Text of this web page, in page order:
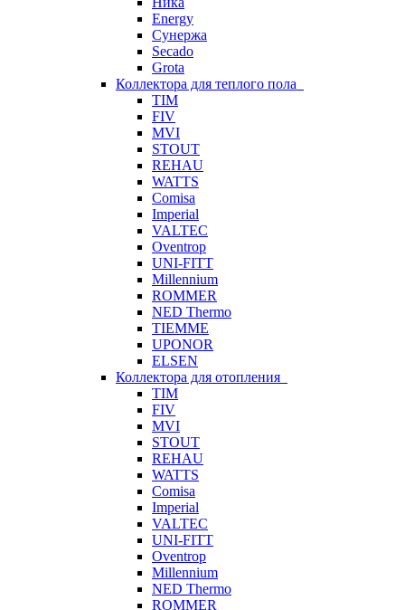
Energy
Сунержа
Secado
Grota
Коллектора для теплого пола
TIM
FIV
MVI
STOUT
REHAU
WATTS
Comisa
Imperial
VALTEC
Oventrop
UNI-FITT
Millennium
ROMMER
NED Thermo
TIEMME
UPONOR
ELSEN
Коллектора для отопления
TIM
FIV
MVI
STOUT
REHAU
WATTS
Comisa
Imperial
VALTEC
UNI-FITT
Oventrop
Millennium
NED Thermo
ROMMER